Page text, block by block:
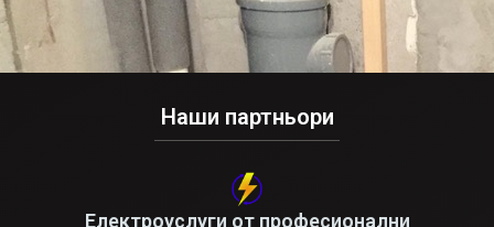
Наши партньори
Електроуслуги от професионални